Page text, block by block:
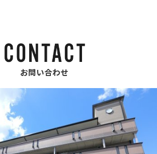
お問い合わせ